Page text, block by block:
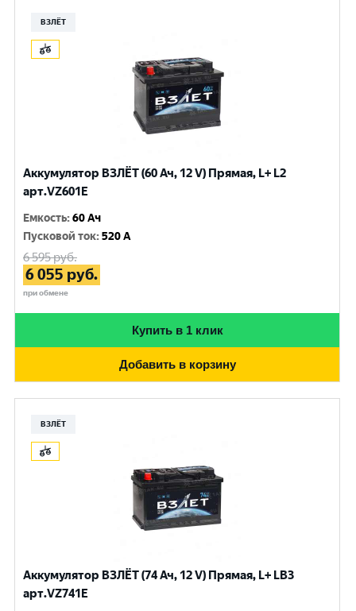
ВЗЛЁТ
Аккумулятор ВЗЛЁТ (60 Ач, 12 V) Прямая, L+ L2
арт.VZ601E
Емкость:60 Ач
Пусковой ток:520 A
6 595руб.
6 055 руб.
при обмене
Купить в 1 клик
Добавить в корзину
ВЗЛЁТ
Аккумулятор ВЗЛЁТ (74 Ач, 12 V) Прямая, L+ LB3
арт.VZ741E